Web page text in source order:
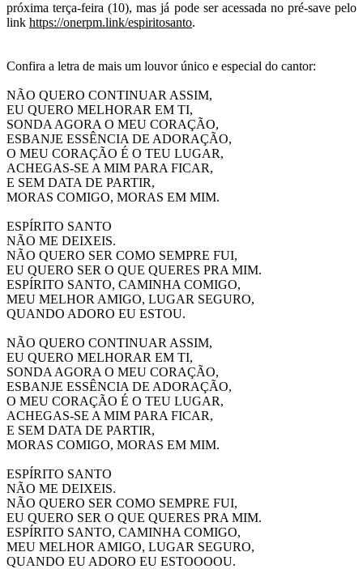
próxima terça-feira (10), mas já pode ser acessada no pré-save pelo
link https://onerpm.link/espiritosanto.
Confira a letra de mais um louvor único e especial do cantor:
NÃO QUERO CONTINUAR ASSIM,
EU QUERO MELHORAR EM TI,
SONDA AGORA O MEU CORAÇÃO,
ESBANJE ESSÊNCIA DE ADORAÇÃO,
O MEU CORAÇÃO É O TEU LUGAR,
ACHEGAS-SE A MIM PARA FICAR,
E SEM DATA DE PARTIR,
MORAS COMIGO, MORAS EM MIM.
ESPÍRITO SANTO
NÃO ME DEIXEIS.
NÃO QUERO SER COMO SEMPRE FUI,
EU QUERO SER O QUE QUERES PRA MIM.
ESPÍRITO SANTO, CAMINHA COMIGO,
MEU MELHOR AMIGO, LUGAR SEGURO,
QUANDO ADORO EU ESTOU.
NÃO QUERO CONTINUAR ASSIM,
EU QUERO MELHORAR EM TI,
SONDA AGORA O MEU CORAÇÃO,
ESBANJE ESSÊNCIA DE ADORAÇÃO,
O MEU CORAÇÃO É O TEU LUGAR,
ACHEGAS-SE A MIM PARA FICAR,
E SEM DATA DE PARTIR,
MORAS COMIGO, MORAS EM MIM.
ESPÍRITO SANTO
NÃO ME DEIXEIS.
NÃO QUERO SER COMO SEMPRE FUI,
EU QUERO SER O QUE QUERES PRA MIM.
ESPÍRITO SANTO, CAMINHA COMIGO,
MEU MELHOR AMIGO, LUGAR SEGURO,
QUANDO EU ADORO EU ESTOOOOU.